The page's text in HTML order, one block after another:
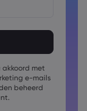
bevatten
bevatten
met
e-mails
beheerd